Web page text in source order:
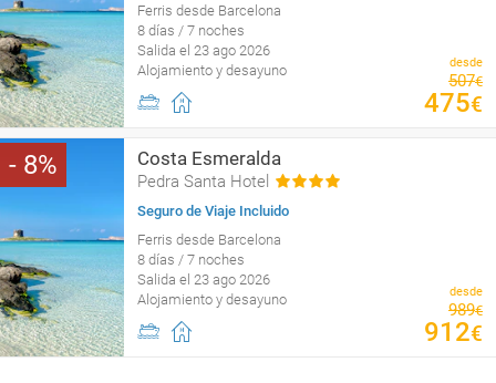
Ferris desde Barcelona
8 días / 7 noches
Salida el 23 ago 2026
Alojamiento y desayuno
desde
507€
475€
8 Costa Esmeralda
Pedra Santa Hotel
Seguro de Viaje Incluido
Ferris desde Barcelona
8 días / 7 noches
Salida el 23 ago 2026
Alojamiento y desayuno
desde
989€
912€